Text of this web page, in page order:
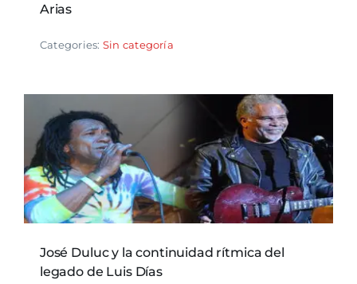
Arias
Categories: Sin categoría
José Duluc y la continuidad rítmica del
legado de Luis Días